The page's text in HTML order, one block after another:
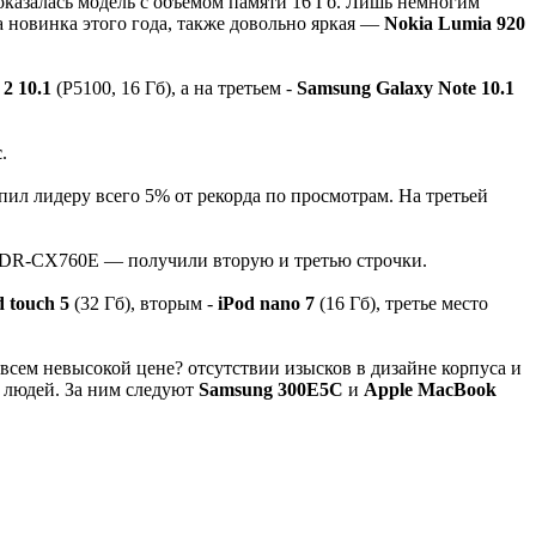
этого года, также довольно яркая — Nokia Lumia 920
10.1 (P5100, 16 Гб), а на третьем - Samsung Galaxy Note 10.1
.
лидеру всего 5% от рекорда по просмотрам. На третьей
CX760E — получили вторую и третью строчки.
touch 5 (32 Гб), вторым - iPod nano 7 (16 Гб), третье место
невысокой цене? отсутствии изысков в дизайне корпуса и
людей. За ним следуют Samsung 300E5C и Apple MacBook